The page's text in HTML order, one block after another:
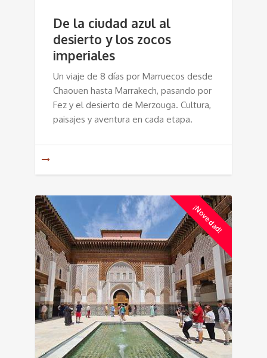
De la ciudad azul al
desierto y los zocos
imperiales
Un viaje de 8 días por Marruecos desde
Chaouen hasta Marrakech, pasando por
Fez y el desierto de Merzouga. Cultura,
paisajes y aventura en cada etapa.
¡Novedad!